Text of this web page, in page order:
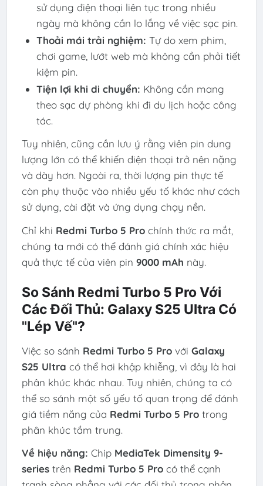
sử dụng điện thoại liên tục trong nhiều
ngày mà không cần lo lắng về việc sạc pin.
Thoải mái trải nghiệm: Tự do xem phim,
chơi game, lướt web mà không cần phải tiết
kiệm pin.
Tiện lợi khi di chuyển: Không cần mang
theo sạc dự phòng khi đi du lịch hoặc công
tác.
Tuy nhiên, cũng cần lưu ý rằng viên pin dung
lượng lớn có thể khiến điện thoại trở nên nặng
và dày hơn. Ngoài ra, thời lượng pin thực tế
còn phụ thuộc vào nhiều yếu tố khác như cách
sử dụng, cài đặt và ứng dụng chạy nền.
Chỉ khi Redmi Turbo 5 Prochính thức ra mắt,
chúng ta mới có thể đánh giá chính xác hiệu
quả thực tế của viên pin 9000 mAh này.
So Sánh Redmi Turbo 5 Pro Với
Các Đối Thủ: Galaxy S25 Ultra Có
"Lép Vế"?
Việc so sánh Redmi Turbo 5 Provới Galaxy
S25 Ultra có thể hơi khập khiễng, vì đây là hai
phân khúc khác nhau. Tuy nhiên, chúng ta có
thể so sánh một số yếu tố quan trọng để đánh
giá tiềm năng của Redmi Turbo 5 Protrong
phân khúc tầm trung.
Về hiệu năng: Chip MediaTek Dimensity 9-
seriestrên Redmi Turbo 5 Procó thể cạnh